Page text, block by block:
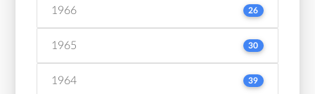
1966 26
1965 30
1964 39